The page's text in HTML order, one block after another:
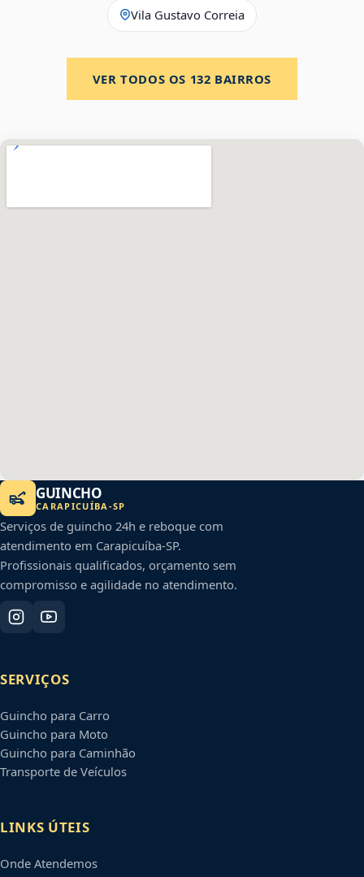
Vila Gustavo Correia
VER TODOS OS 132 BAIRROS
GUINCHO
CARAPICUÍBA -SP
Serviços de guincho 24h e reboque com
atendimento em Carapicuíba-SP.
Profissionais qualificados, orçamento sem
compromisso e agilidade no atendimento.
SERVIÇOS
Guincho para Carro
Guincho para Moto
Guincho para Caminhão
Transporte de Veículos
LINKS ÚTEIS
Onde Atendemos